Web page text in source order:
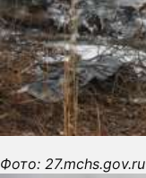
Фото: 27.mchs.gov.ru